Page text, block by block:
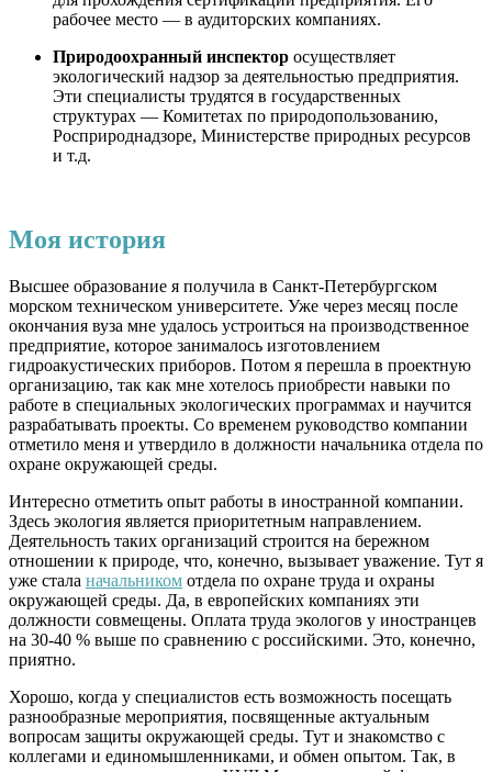
рабочее место — в аудиторских компаниях.
Природоохранный инспектор осуществляет
экологический надзор за деятельностью предприятия.
Эти специалисты трудятся в государственных
структурах — Комитетах по природопользованию,
Росприроднадзоре, Министерстве природных ресурсов
и т.д.
Моя история
Высшее образование я получила в Санкт-Петербургском
морском техническом университете. Уже через месяц после
окончания вуза мне удалось устроиться на производственное
предприятие, которое занималось изготовлением
гидроакустических приборов. Потом я перешла в проектную
организацию, так как мне хотелось приобрести навыки по
работе в специальных экологических программах и научится
разрабатывать проекты. Со временем руководство компании
отметило меня и утвердило в должности начальника отдела по
охране окружающей среды.
Интересно отметить опыт работы в иностранной компании.
Здесь экология является приоритетным направлением.
Деятельность таких организаций строится на бережном
отношении к природе, что, конечно, вызывает уважение. Тут я
уже стала начальником отдела по охране труда и охраны
окружающей среды. Да, в европейских компаниях эти
должности совмещены. Оплата труда экологов у иностранцев
на 30-40 % выше по сравнению с российскими. Это, конечно,
приятно.
Хорошо, когда у специалистов есть возможность посещать
разнообразные мероприятия, посвященные актуальным
вопросам защиты окружающей среды. Тут и знакомство с
коллегами и единомышленниками, и обмен опытом. Так, в